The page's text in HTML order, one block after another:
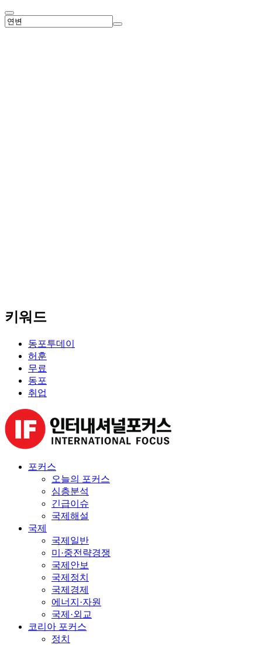
키워드
동포투데이
허훈
무료
동포
취업
포커스
오늘의 포커스
심층분석
긴급이슈
국제해설
국제
국제일반
미·중전략경쟁
국제안보
국제정치
국제경제
에너지·자원
국제·외교
코리아 포커스
정치